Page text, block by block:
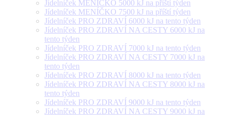
Jídelníček MENÍČKO 5000 kJ na příští týden
Jídelníček MENÍČKO 7500 kJ na příští týden
Jídelníček PRO ZDRAVÍ 6000 kJ na tento týden
Jídelníček PRO ZDRAVÍ NA CESTY 6000 kJ na
tento týden
Jídelníček PRO ZDRAVÍ 7000 kJ na tento týden
Jídelníček PRO ZDRAVÍ NA CESTY 7000 kJ na
tento týden
Jídelníček PRO ZDRAVÍ 8000 kJ na tento týden
Jídelníček PRO ZDRAVÍ NA CESTY 8000 kJ na
tento týden
Jídelníček PRO ZDRAVÍ 9000 kJ na tento týden
Jídelníček PRO ZDRAVÍ NA CESTY 9000 kJ na